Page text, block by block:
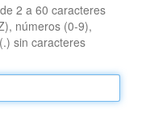
2 a 60 caracteres
números (0-9),
sin caracteres